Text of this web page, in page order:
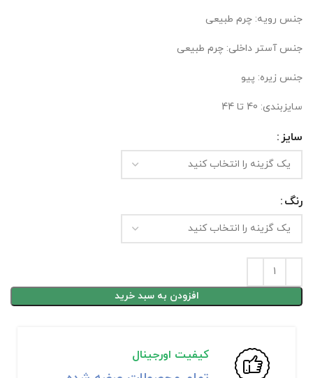
جنس رویه: چرم طبیعی
جنس آستر داخلی: چرم طبیعی
جنس زیره: پیو
سایزبندی: 40 تا 44
سایز
رنگ
افزودن به سبد خرید
کیفیت اورجینال